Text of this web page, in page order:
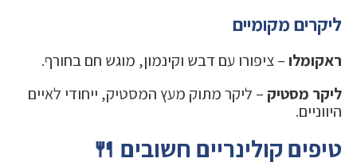
ליקרים מקומיים
ראקומלו– ציפורו עם דבש וקינמון, מוגש חם בחורף.
ליקר מסטיק – ליקר מתוק מעץ המסטיק, ייחודי לאיים
היווניים.
טיפים קולינריים חשובים 🍴